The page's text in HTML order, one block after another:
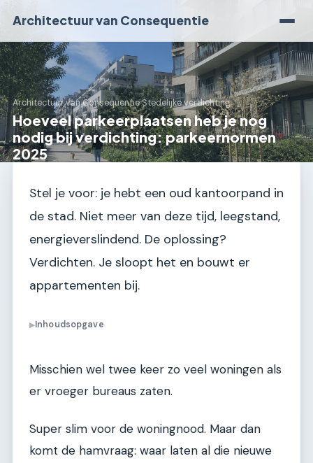
Architectuur van Consequentie
Architectuur van Consequentie›Stedelijke verdichting
Hoeveel parkeerplaatsen heb je nog
nodig bij verdichting: parkeernormen
2025
Stel je voor: je hebt een oud kantoorpand in
de stad. Niet meer van deze tijd, leegstand,
energieverslindend. De oplossing?
Verdichten. Je sloopt het en bouwt er
appartementen bij.
▶Inhoudsopgave
Misschien wel twee keer zo veel woningen als
er vroeger bureaus zaten.
Super slim voor de woningnood. Maar dan
komt de hamvraag: waar laten al die nieuwe